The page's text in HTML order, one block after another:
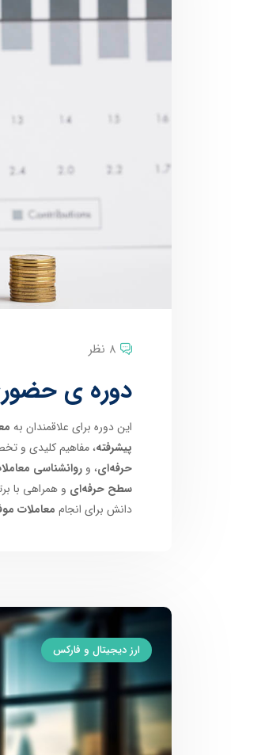
8 نظر
دوره ی
این دوره برای علاقمندان به
پیشرفته، مفاهیم کلیدی و
حرفه‌ای، و روانشناسی
سطح حرفه‌ای و همراهی با
دانش برای انجام معاملات
ارز دیجیتال و فارکس